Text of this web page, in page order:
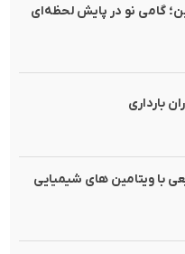
گامی نو در پایش لحظه‌ای
بارداری
با ویتامین های شیمیایی